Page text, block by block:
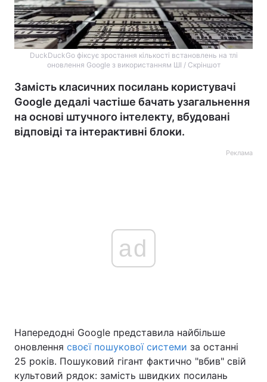
DuckDuckGo фіксує зростання кількості встановлень на тлі
оновлення Google з використанням ШІ / Скріншот
Замість класичних посилань користувачі
Google дедалі частіше бачать узагальнення
на основі штучного інтелекту, вбудовані
відповіді та інтерактивні блоки.
Реклама
ad
Напередодні Google представила найбільше
оновлення своєї пошукової системи за останні
25 років. Пошуковий гігант фактично "вбив" свій
культовий рядок: замість швидких посилань